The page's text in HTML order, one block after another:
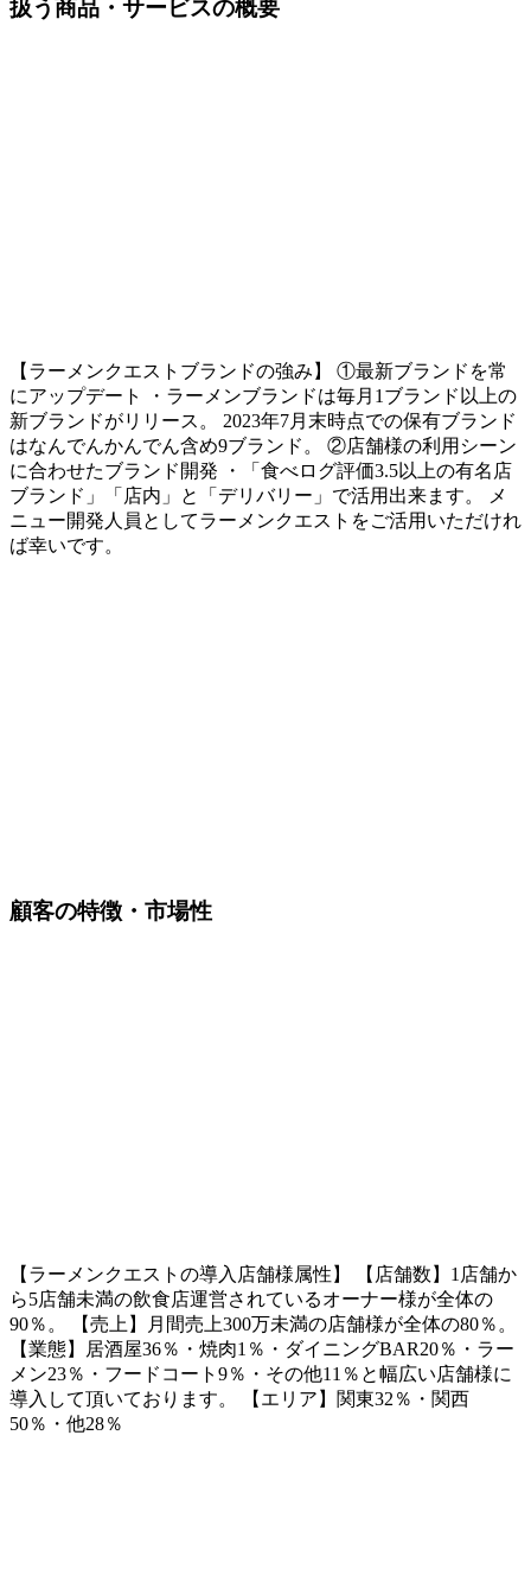
扱う商品・サービスの概要
【ラーメンクエストブランドの強み】 ①最新ブランドを常
にアップデート ・ラーメンブランドは毎月1ブランド以上の
新ブランドがリリース。 2023年7月末時点での保有ブランド
はなんでんかんでん含め9ブランド。 ②店舗様の利用シーン
に合わせたブランド開発 ・「食べログ評価3.5以上の有名店
ブランド」「店内」と「デリバリー」で活用出来ます。 メ
ニュー開発人員としてラーメンクエストをご活用いただけれ
ば幸いです。
顧客の特徴・市場性
【ラーメンクエストの導入店舗様属性】 【店舗数】1店舗か
ら5店舗未満の飲食店運営されているオーナー様が全体の
90％。 【売上】月間売上300万未満の店舗様が全体の80％。
【業態】居酒屋36％・焼肉1％・ダイニングBAR20％・ラー
メン23％・フードコート9％・その他11％と幅広い店舗様に
導入して頂いております。 【エリア】関東32％・関西
50％・他28％